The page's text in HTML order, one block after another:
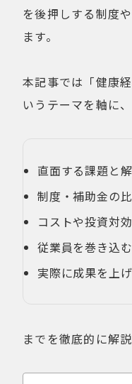
を後押しする制度
ます。
本記事では「健康
いうテーマを軸に、
直面する課題と
制度・補助金の
コストや投資対
従業員を巻き込
実際に成果を上
までを徹底的に解説